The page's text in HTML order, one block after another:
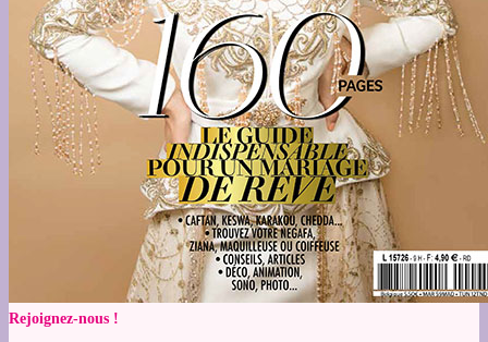
Rejoignez-nous !